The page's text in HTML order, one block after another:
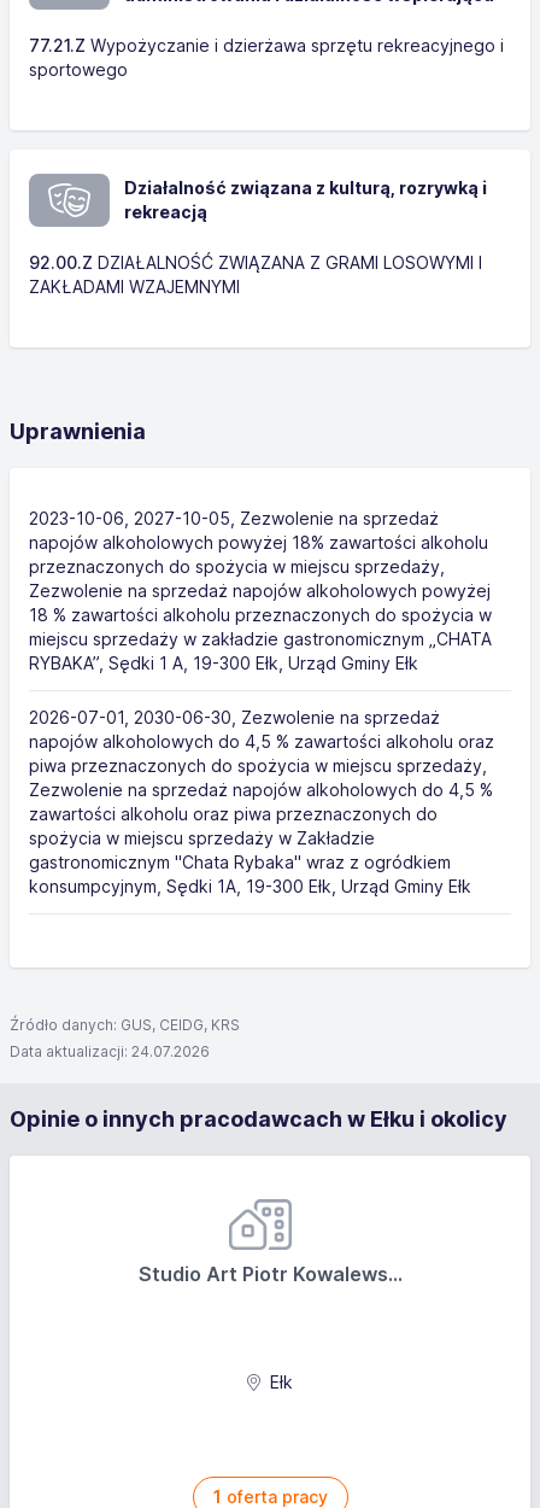
77.21.Z Wypożyczanie i dzierżawa sprzętu rekreacyjnego i
sportowego
Działalność związana z kulturą, rozrywką i
rekreacją
92.00.Z DZIAŁALNOŚĆ ZWIĄZANA Z GRAMI LOSOWYMI I
ZAKŁADAMI WZAJEMNYMI
Uprawnienia
2023-10-06, 2027-10-05, Zezwolenie na sprzedaż
napojów alkoholowych powyżej 18% zawartości alkoholu
przeznaczonych do spożycia w miejscu sprzedaży,
Zezwolenie na sprzedaż napojów alkoholowych powyżej
18 % zawartości alkoholu przeznaczonych do spożycia w
miejscu sprzedaży w zakładzie gastronomicznym „CHATA
RYBAKA”, Sędki 1 A, 19-300 Ełk, Urząd Gminy Ełk
2026-07-01, 2030-06-30, Zezwolenie na sprzedaż
napojów alkoholowych do 4,5 % zawartości alkoholu oraz
piwa przeznaczonych do spożycia w miejscu sprzedaży,
Zezwolenie na sprzedaż napojów alkoholowych do 4,5 %
zawartości alkoholu oraz piwa przeznaczonych do
spożycia w miejscu sprzedaży w Zakładzie
gastronomicznym "Chata Rybaka" wraz z ogródkiem
konsumpcyjnym, Sędki 1A, 19-300 Ełk, Urząd Gminy Ełk
Źródło danych: GUS, CEIDG, KRS
Data aktualizacji: 24.07.2026
Opinie o innych pracodawcach w Ełku i okolicy
Studio Art Piotr Kowalews...
Ełk
1 oferta pracy